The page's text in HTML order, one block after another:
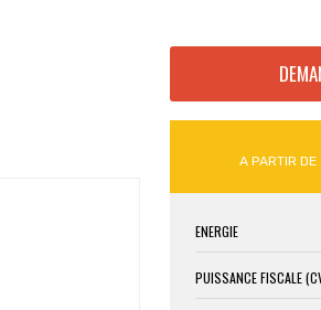
A PARTIR DE
ENERGIE
PUISSANCE FISCALE